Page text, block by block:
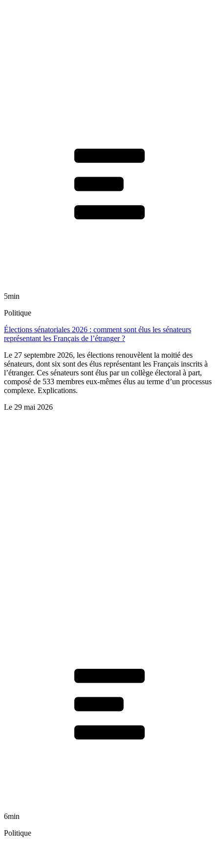
5min
Politique
Élections sénatoriales 2026 : comment sont élus les sénateurs
représentant les Français de l’étranger ?
Le 27 septembre 2026, les élections renouvèlent la moitié des
sénateurs, dont six sont des élus représentant les Français inscrits à
l’étranger. Ces sénateurs sont élus par un collège électoral à part,
composé de 533 membres eux-mêmes élus au terme d’un processus
complexe. Explications.
Le 29 mai 2026
6min
Politique